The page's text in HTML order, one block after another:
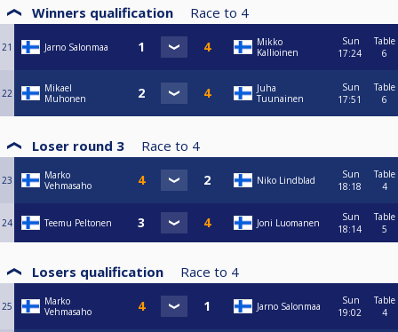
Winners qualification Race to 4
21 Jarno Salonmaa
Mikko
Kallioinen
Sun
17:24
Table
6
22
Mikael
Muhonen
Juha
Tuunainen
Sun
17:51
Table
6
Loser round 3 Race to 4
23
Marko
Vehmasaho
Niko Lindblad
Sun
18:18
Table
4
24 Teemu Peltonen Joni Luomanen
Sun
18:14
Table
5
Losers qualification Race to 4
25
Marko
Vehmasaho
Jarno Salonmaa
Sun
19:02
Table
4